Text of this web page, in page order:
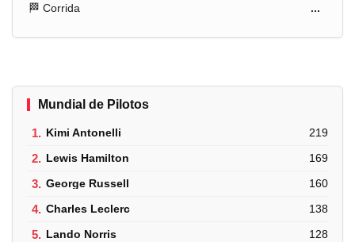
🏁 Corrida ...
Mundial de Pilotos
1. Kimi Antonelli 219
2. Lewis Hamilton 169
3. George Russell 160
4. Charles Leclerc 138
5. Lando Norris 128